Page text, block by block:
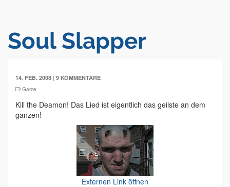
Soul Slapper
14. FEB. 2008 | 9 KOMMENTARE
Game
Kill the Deamon! Das Lied ist eigentlich das geilste an dem
ganzen!
Externen Link öffnen